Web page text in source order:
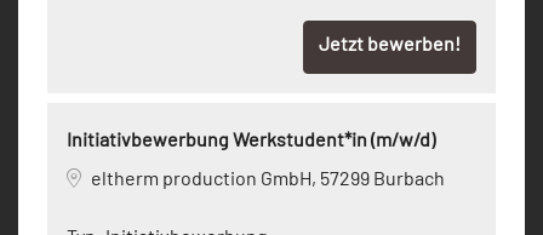
Jetzt bewerben!
Initiativbewerbung Werkstudent*in (m/w/d)
eltherm production GmbH, 57299 Burbach